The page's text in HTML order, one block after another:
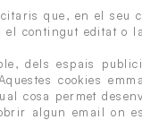
que, en el seu
contingut editat o
dels espais
cookies
cosa permet
algun email on